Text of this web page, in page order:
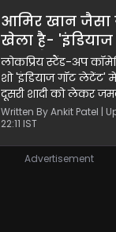
कि वे अपनों के होते हुए
करती हैं।
आमिर खान जैसा
खेला है-
समय रैना ने
दूसरी शादी पर
लोकप्रिय स्टैंड-अप
शो 'इंडियाज गॉट लेटेंट'
दूसरी शादी को लेकर
ने मजाक-मजाक में
स्टार आमिर खान से कर
के इस सेगमेंट ने दर्शकों
Written By Ankit Patel |
22:11 IST
Advertisement